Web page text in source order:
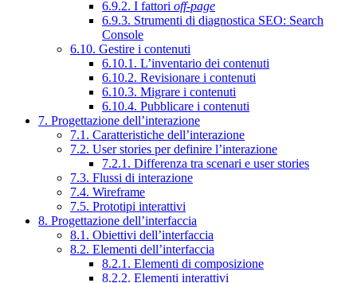
6.9.2. I fattori off-page
6.9.3. Strumenti di diagnostica SEO: Search
Console
6.10. Gestire i contenuti
6.10.1. L’inventario dei contenuti
6.10.2. Revisionare i contenuti
6.10.3. Migrare i contenuti
6.10.4. Pubblicare i contenuti
7. Progettazione dell’interazione
7.1. Caratteristiche dell’interazione
7.2. User stories per definire l’interazione
7.2.1. Differenza tra scenari e user stories
7.3. Flussi di interazione
7.4. Wireframe
7.5. Prototipi interattivi
8. Progettazione dell’interfaccia
8.1. Obiettivi dell’interfaccia
8.2. Elementi dell’interfaccia
8.2.1. Elementi di composizione
8.2.2. Elementi interattivi